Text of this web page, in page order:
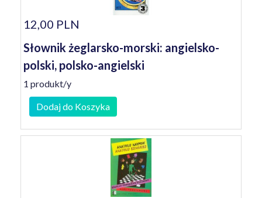
12,00 PLN
Słownik żeglarsko-morski: angielsko-
polski, polsko-angielski
1 produkt/y
Dodaj do Koszyka